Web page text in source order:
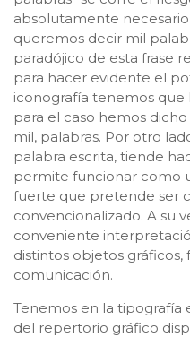
absolutamente
queremos decir mil
paradójico de esta frase
para hacer evidente el
iconografía tenemos que
para el caso hemos
mil, palabras. Por otro
palabra escrita, tiende
permite funcionar como
fuerte que pretende ser
convencionalizado. A su
conveniente
distintos objetos gráficos,
comunicación.
Tenemos en la tipografía
del repertorio gráfico